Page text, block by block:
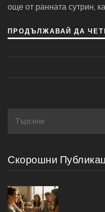
още от ранната сутрин,
балансирани
добро и здравословно
ПРОДЪЛЖАВАЙ ДА
Скорошни